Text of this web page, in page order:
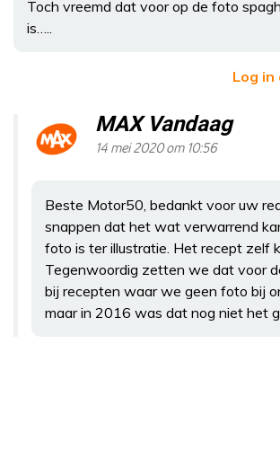
Toch vreemd dat voor op de foto
is…..
Log
MAX Vandaag
14 mei 2020 om 10:56
Beste Motor50, bedankt voor uw
snappen dat het wat verwarrend
foto is ter illustratie. Het recept zelf
Tegenwoordig zetten we dat voor
bij recepten waar we geen foto bij
maar in 2016 was dat nog niet het